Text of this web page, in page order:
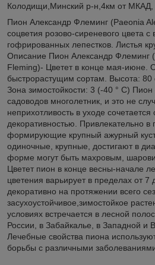
Колодищи,Минский р-н,4км от МКАД,
Пион Александр Флеминг (Paeonia
соцветия розово-сиреневого цвета
гофрированных лепестков. Листья
Описание Пион Александр Флеминг
Fleming)- Цветет в конце мая-июне.
быстрорастущим сортам. Высота: 80
Зона зимостойкости: 3 (-40 ° С)
садоводов многолетник, и это не
неприхотливость в уходе сочетается
декоративностью. Привлекательно в
формирующие крупный ажурный
одиночные, крупные, достигают в
форме могут быть махровым,
Цветет пион в конце весны-начале
цветения варьирует в пределах от 7
декоративно на протяжении всего
засухоустойчивое,зимостойкое
условиях встречается в лесной
России, в Забайкалье, в Западной и
Лечебные свойства пиона
борьбы с различными